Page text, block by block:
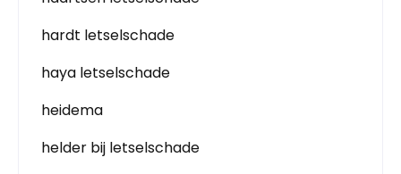
hardt letselschade
haya letselschade
heidema
helder bij letselschade